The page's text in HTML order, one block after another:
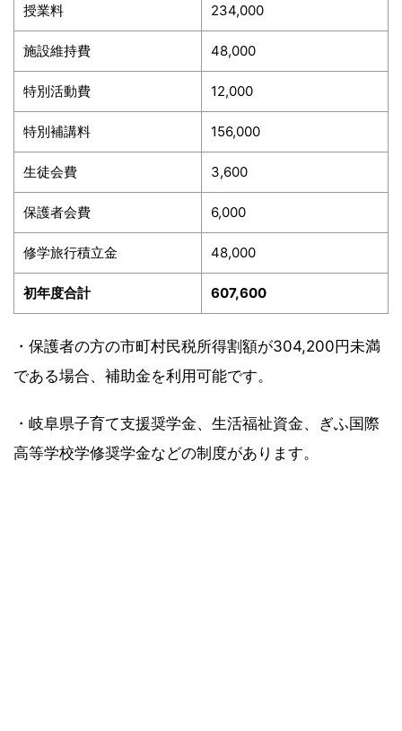
授業料 234,000
施設維持費 48,000
特別活動費 12,000
特別補講料 156,000
生徒会費 3,600
保護者会費 6,000
修学旅行積立金 48,000
初年度合計 607,600
・保護者の方の市町村民税所得割額が304,200円未満
である場合、補助金を利用可能です。
・岐阜県子育て支援奨学金、生活福祉資金、ぎふ国際
高等学校学修奨学金などの制度があります。